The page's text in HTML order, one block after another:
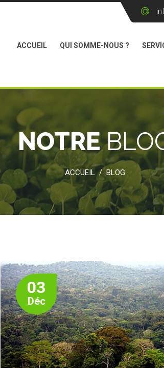
ACCUEIL QUI SOMME-NOUS ?
NOTRE
ACCUEIL / BLOG
03
Déc